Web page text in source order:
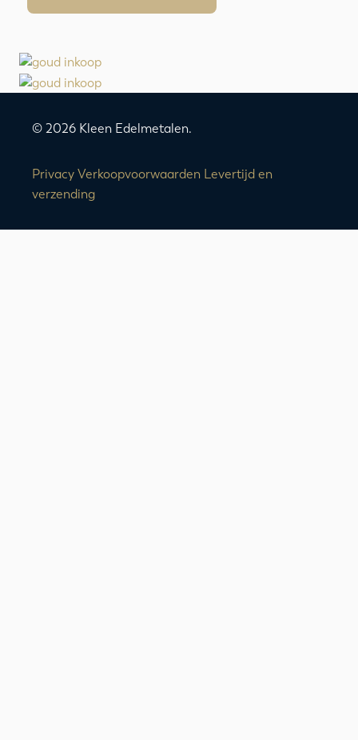
© 2026 Kleen Edelmetalen.
Privacy Verkoopvoorwaarden Levertijd en
verzending